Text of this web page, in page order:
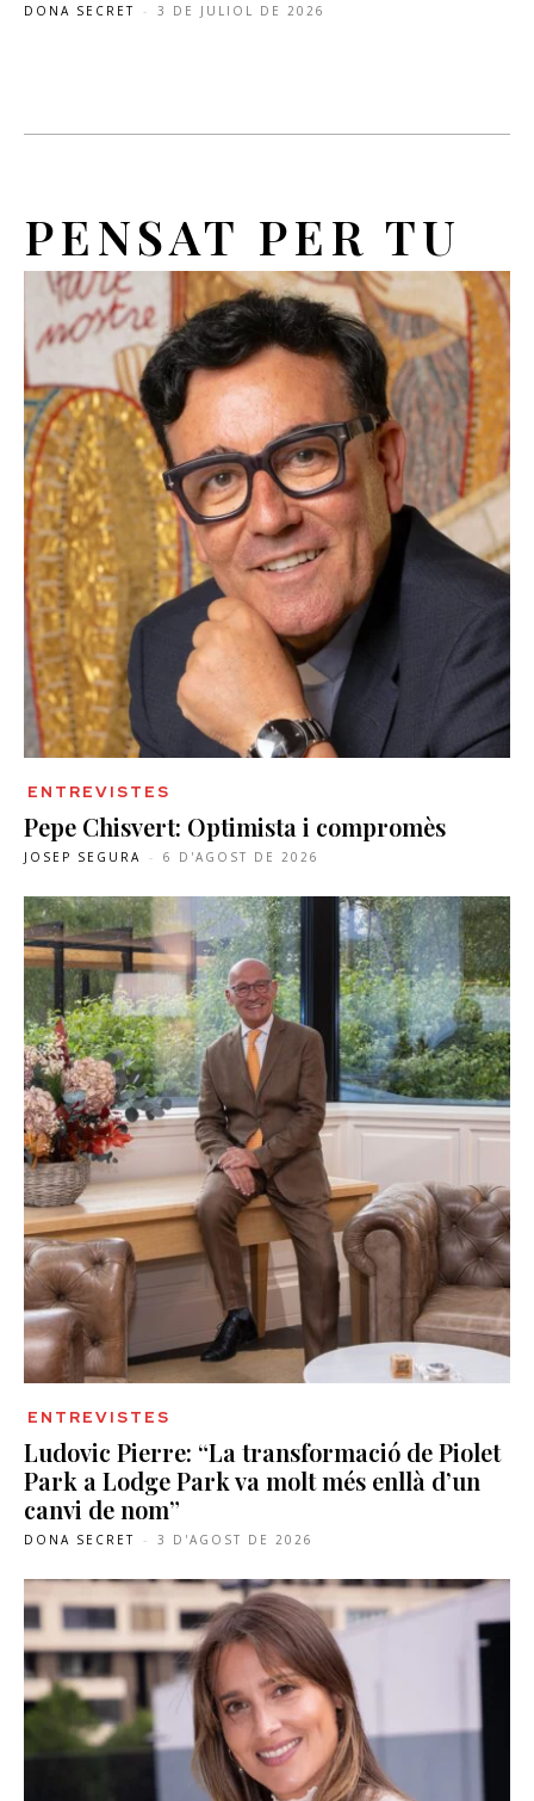
DONA SECRET - 3 DE JULIOL DE 2026
PENSAT PER TU
ENTREVISTES
Pepe Chisvert: Optimista i compromès
JOSEP SEGURA - 6 D'AGOST DE 2026
ENTREVISTES
Ludovic Pierre: “La transformació de Piolet
Park a Lodge Park va molt més enllà d’un
canvi de nom”
DONA SECRET - 3 D'AGOST DE 2026